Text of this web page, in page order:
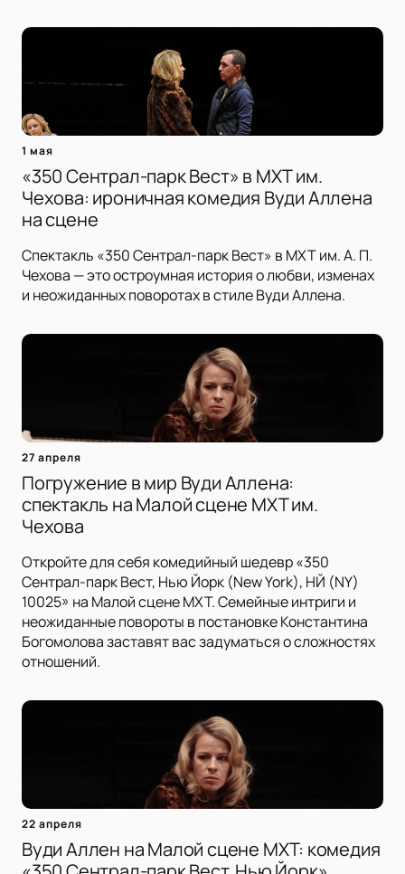
1 мая
«350 Сентрал-парк Вест» в МХТ им.
Чехова: ироничная комедия Вуди Аллена
на сцене
Спектакль «350 Сентрал-парк Вест» в МХТ им. А. П.
Чехова — это остроумная история о любви, изменах
и неожиданных поворотах в стиле Вуди Аллена.
27 апреля
Погружение в мир Вуди Аллена:
спектакль на Малой сцене МХТ им.
Чехова
Откройте для себя комедийный шедевр «350
Сентрал-парк Вест, Нью Йорк (New York), НЙ (NY)
10025» на Малой сцене МХТ. Семейные интриги и
неожиданные повороты в постановке Константина
Богомолова заставят вас задуматься о сложностях
отношений.
22 апреля
Вуди Аллен на Малой сцене МХТ: комедия